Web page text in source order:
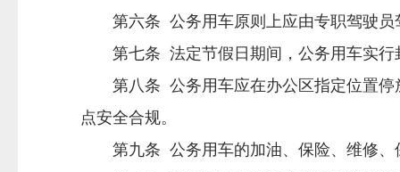
第六条 公务用车原则上应由专职驾驶员
第七条 法定节假日期间，公务用车实行
第八条 公务用车应在办公区指定位置停
点安全合规。
第九条 公务用车的加油、保险、维修、